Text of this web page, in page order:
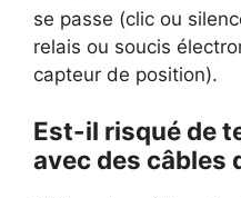
se passe (clic ou
relais ou soucis
capteur de position).
Est-il risqué de
avec des câbles